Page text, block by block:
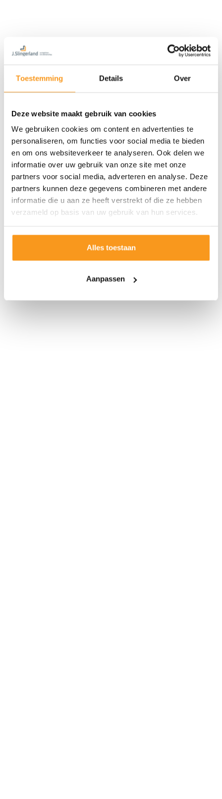
Toestemming Details Over
Deze website maakt gebruik van cookies
We gebruiken cookies om content en advertenties te
personaliseren, om functies voor social media te bieden
en om ons websiteverkeer te analyseren. Ook delen we
informatie over uw gebruik van onze site met onze
partners voor social media, adverteren en analyse. Deze
partners kunnen deze gegevens combineren met andere
informatie die u aan ze heeft verstrekt of die ze hebben
verzameld op basis van uw gebruik van hun services.
Alles toestaan
Aanpassen